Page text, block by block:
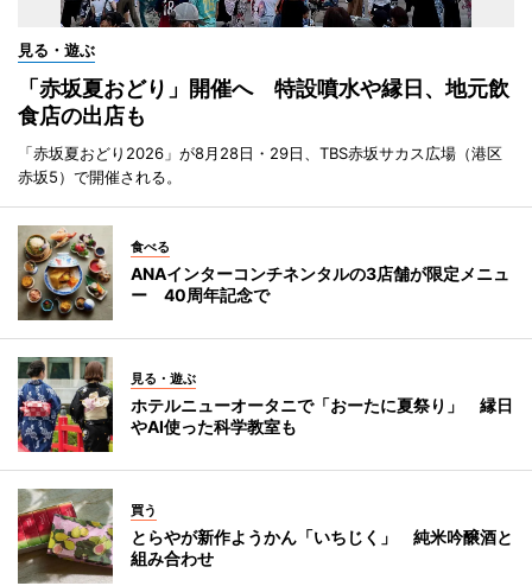
見る・遊ぶ
「赤坂夏おどり」開催へ 特設噴水や縁日、地元飲
食店の出店も
「赤坂夏おどり2026」が8月28日・29日、TBS赤坂サカス広場（港区
赤坂5）で開催される。
食べる
ANAインターコンチネンタルの3店舗が限定メニュ
ー 40周年記念で
見る・遊ぶ
ホテルニューオータニで「おーたに夏祭り」 縁日
やAI使った科学教室も
買う
とらやが新作ようかん「いちじく」 純米吟醸酒と
組み合わせ